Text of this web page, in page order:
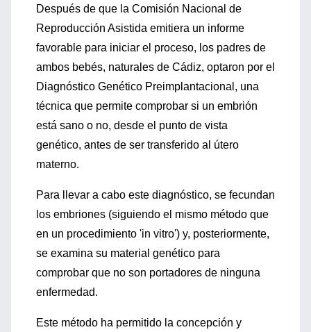
Después de que la Comisión Nacional de
Reproducción Asistida emitiera un informe
favorable para iniciar el proceso, los padres de
ambos bebés, naturales de Cádiz, optaron por el
Diagnóstico Genético Preimplantacional, una
técnica que permite comprobar si un embrión
está sano o no, desde el punto de vista
genético, antes de ser transferido al útero
materno.
Para llevar a cabo este diagnóstico, se fecundan
los embriones (siguiendo el mismo método que
en un procedimiento 'in vitro') y, posteriormente,
se examina su material genético para
comprobar que no son portadores de ninguna
enfermedad.
Este método ha permitido la concepción y